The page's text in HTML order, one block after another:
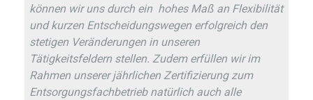
können wir uns durch ein hohes Maß an Flexibilität
und kurzen Entscheidungswegen erfolgreich den
stetigen Veränderungen in unseren
Tätigkeitsfeldern stellen. Zudem erfüllen wir im
Rahmen unserer jährlichen Zertifizierung zum
Entsorgungsfachbetrieb natürlich auch alle